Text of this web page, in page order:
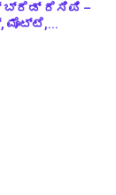
ಬ್ರೆಡ್ ರೆಸಿಪಿ –